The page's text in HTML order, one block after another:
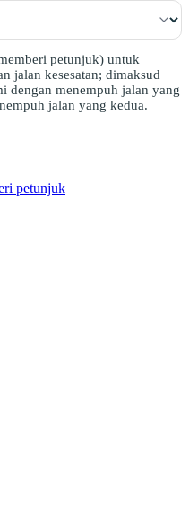
petunjuk) untuk
jalan kesesatan; dimaksud
dengan menempuh jalan yang
jalan yang kedua.
petunjuk